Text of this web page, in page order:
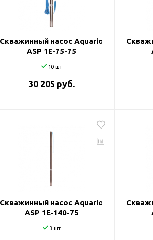
Скважинный насос Aquario
ASP 1E-75-75
10 шт
30 205 руб.
Скважинный насос Aquario
ASP 1E-140-75
3 шт